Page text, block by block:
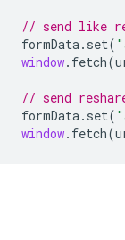
// send like
formData. set(
window. fetch(
// send
formData. set(
window. fetch(